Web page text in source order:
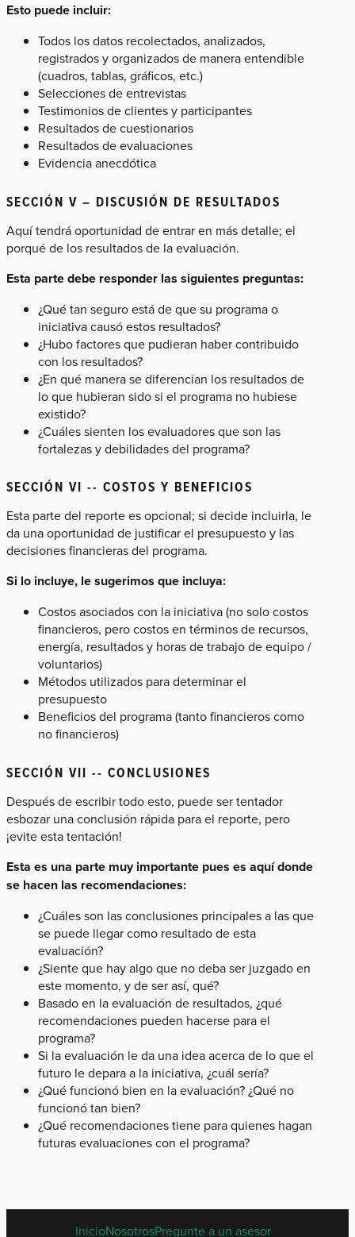
Esto puede incluir:
Todos los datos recolectados, analizados,
registrados y organizados de manera entendible
(cuadros, tablas, gráficos, etc.)
Selecciones de entrevistas
Testimonios de clientes y participantes
Resultados de cuestionarios
Resultados de evaluaciones
Evidencia anecdótica
SECCIÓN V – DISCUSIÓN DE RESULTADOS
Aquí tendrá oportunidad de entrar en más detalle; el
porqué de los resultados de la evaluación.
Esta parte debe responder las siguientes preguntas:
¿Qué tan seguro está de que su programa o
iniciativa causó estos resultados?
¿Hubo factores que pudieran haber contribuido
con los resultados?
¿En qué manera se diferencian los resultados de
lo que hubieran sido si el programa no hubiese
existido?
¿Cuáles sienten los evaluadores que son las
fortalezas y debilidades del programa?
SECCIÓN VI -- COSTOS Y BENEFICIOS
Esta parte del reporte es opcional; si decide incluirla, le
da una oportunidad de justificar el presupuesto y las
decisiones financieras del programa.
Si lo incluye, le sugerimos que incluya:
Costos asociados con la iniciativa (no solo costos
financieros, pero costos en términos de recursos,
energía, resultados y horas de trabajo de equipo /
voluntarios)
Métodos utilizados para determinar el
presupuesto
Beneficios del programa (tanto financieros como
no financieros)
SECCIÓN VII -- CONCLUSIONES
Después de escribir todo esto, puede ser tentador
esbozar una conclusión rápida para el reporte, pero
¡evite esta tentación!
Esta es una parte muy importante pues es aquí donde
se hacen las recomendaciones:
¿Cuáles son las conclusiones principales a las que
se puede llegar como resultado de esta
evaluación?
¿Siente que hay algo que no deba ser juzgado en
este momento, y de ser así, qué?
Basado en la evaluación de resultados, ¿qué
recomendaciones pueden hacerse para el
programa?
Si la evaluación le da una idea acerca de lo que el
futuro le depara a la iniciativa, ¿cuál sería?
¿Qué funcionó bien en la evaluación? ¿Qué no
funcionó tan bien?
¿Qué recomendaciones tiene para quienes hagan
futuras evaluaciones con el programa?
SPANISH
InicioNosotrosPregunte a un asesor